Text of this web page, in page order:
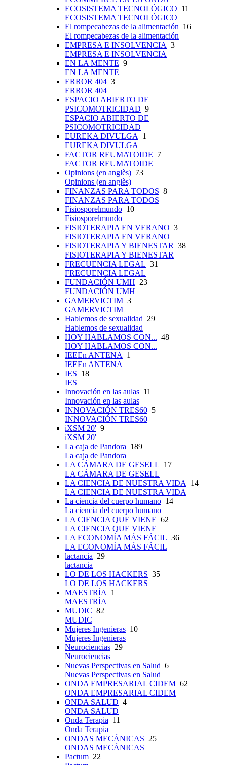
ECOSISTEMA TECNOLÓGICO 11
ECOSISTEMA TECNOLÓGICO
El rompecabezas de la alimentación 16
El rompecabezas de la alimentación
EMPRESA E INSOLVENCIA 3
EMPRESA E INSOLVENCIA
EN LA MENTE 9
EN LA MENTE
ERROR 404 3
ERROR 404
ESPACIO ABIERTO DE
PSICOMOTRICIDAD 9
ESPACIO ABIERTO DE
PSICOMOTRICIDAD
EUREKA DIVULGA
1
EUREKA DIVULGA
FACTOR REUMATOIDE 7
FACTOR REUMATOIDE
Opinions (en anglès) 73
Opinions (en anglès)
FINANZAS PARA TODOS 8
FINANZAS PARA TODOS
Fisiosporelmundo 10
Fisiosporelmundo
FISIOTERAPIA EN VERANO 3
FISIOTERAPIA EN VERANO
FISIOTERAPIA Y BIENESTAR 38
FISIOTERAPIA Y BIENESTAR
FRECUENCIA LEGAL 31
FRECUENCIA LEGAL
FUNDACIÓN UMH 23
FUNDACIÓN UMH
GAMERVICTIM 3
GAMERVICTIM
Hablemos de sexualidad 29
Hablemos de sexualidad
HOY HABLAMOS CON... 48
HOY HABLAMOS CON...
IEEEn ANTENA
1
IEEEn ANTENA
IES 18
IES
Innovación en las aulas 11
Innovación en las aulas
INNOVACIÓN TRES60 5
INNOVACIÓN TRES60
iXSM 20' 9
iXSM 20'
La caja de Pandora 189
La caja de Pandora
LA CÁMARA DE GESELL 17
LA CÁMARA DE GESELL
LA CIENCIA DE NUESTRA VIDA
14
LA CIENCIA DE NUESTRA VIDA
La ciencia del cuerpo humano 14
La ciencia del cuerpo humano
LA CIENCIA QUE VIENE 62
LA CIENCIA QUE VIENE
LA ECONOMÍA MÁS FÁCIL 36
LA ECONOMÍA MÁS FÁCIL
lactancia 29
lactancia
LO DE LOS HACKERS 35
LO DE LOS HACKERS
MAESTRÍA
1
MAESTRÍA
MUDIC 82
MUDIC
Mujeres Ingenieras 10
Mujeres Ingenieras
Neurociencias 29
Neurociencias
Nuevas Perspectivas en Salud 6
Nuevas Perspectivas en Salud
ONDA EMPRESARIAL CIDEM 62
ONDA EMPRESARIAL CIDEM
ONDA SALUD 4
ONDA SALUD
Onda Terapia 11
Onda Terapia
ONDAS MECÁNICAS 25
ONDAS MECÁNICAS
Pactum 22